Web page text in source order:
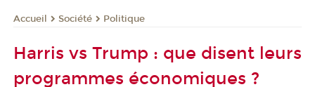
Accueil Société Politique
Harris vs Trump : que disent leurs
programmes économiques ?